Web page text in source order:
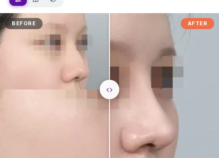
AFTER
BEFORE